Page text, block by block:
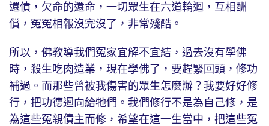
還債，欠命的還命，一切眾生在六道輪迴，互相酬
償，冤冤相報沒完沒了，非常殘酷。
所以，佛教導我們冤家宜解不宜結，過去沒有學佛
時，殺生吃肉造業，現在學佛了，要趕緊回頭，修功
補過。而那些曾被我傷害的眾生怎麼辦？我要好好修
行，把功德迴向給牠們。我們修行不是為自己修，是
為這些冤親債主而修，希望在這一生當中，把這些冤